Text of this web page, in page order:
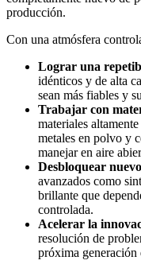
producción.
Con una atmósfera
Lograr una
idénticos y de alta
sean más fiables y
Trabajar con
materiales
metales en polvo y
manejar en aire
Desbloquear
avanzados como
brillante que
controlada.
Acelerar la
resolución de
próxima generación